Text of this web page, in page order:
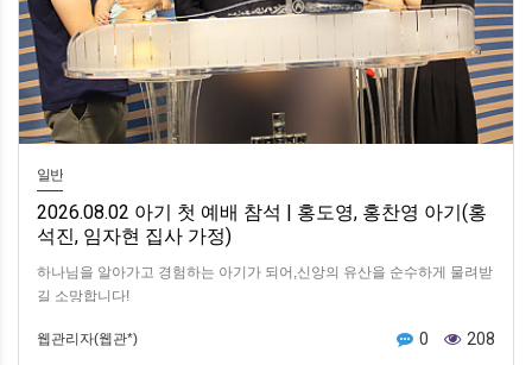
일반
2026.08.02 아기 첫 예배 참석 | 홍도영, 홍찬영 아기(홍
석진, 임자현 집사 가정)
하나님을 알아가고 경험하는 아기가 되어,신앙의 유산을 순수하게 물려받
길 소망합니다!
웹관리자(웹관*) 0 208